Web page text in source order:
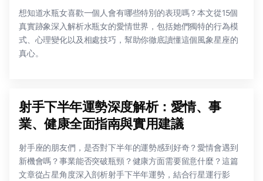
想知道水瓶女喜歡一個人會有哪些特別的表現嗎？本文從15個
真實跡象深入解析水瓶女的愛情世界，包括她們獨特的行為模
式、心理變化以及相處技巧，幫助你徹底讀懂這個風象星座的
真心。
射手下半年運勢深度解析：愛情、事
業、健康全面指南與實用建議
射手座的朋友們，是否對下半年的運勢感到好奇？愛情會遇到
新機會嗎？事業能否突破瓶頸？健康方面需要留意什麼？這篇
文章從占星角度深入剖析射手下半年運勢，結合行星運行影